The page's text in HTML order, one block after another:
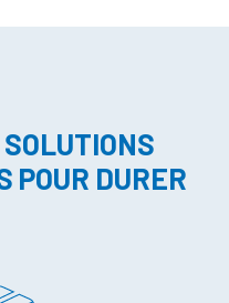
POUR DURER